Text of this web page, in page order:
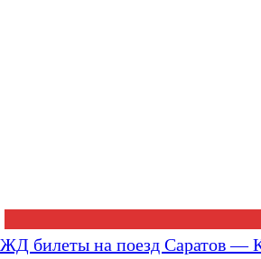
ЖД билеты на поезд Саратов —